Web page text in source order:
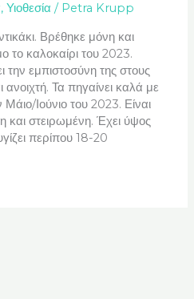
,Υιοθεσία / Petra Krupp
Βρέθηκε μόνη και
το καλοκαίρι του 2023.
την εμπιστοσύνη της στους
ανοιχτή. Τα πηγαίνει καλά με
Ιούνιο του 2023. Είναι
και στειρωμένη. Έχει ύψος
περίπου 18-20